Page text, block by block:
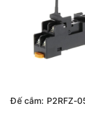
Đế cắm: P2RFZ-